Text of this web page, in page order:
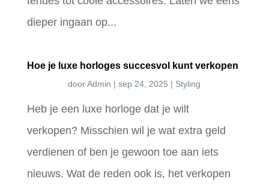
dieper ingaan op...
Hoe je luxe horloges succesvol kunt verkopen
doorAdmin |sep 24, 2025 | Styling
Heb je een luxe horloge dat je wilt
verkopen? Misschien wil je wat extra geld
verdienen of ben je gewoon toe aan iets
nieuws. Wat de reden ook is, het verkopen